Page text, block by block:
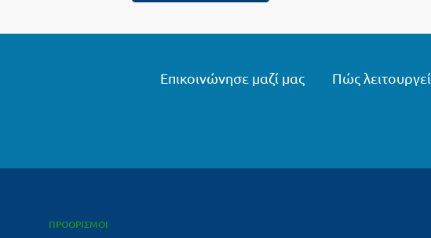
Επικοινώνησε μαζί μας Πώς λειτουργεί
ΠΡΟΟΡΙΣΜΟΙ